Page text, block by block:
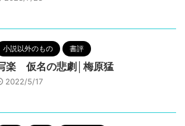
小説以外のもの 書評
楽 仮名の悲劇│梅原猛
2022/5/17